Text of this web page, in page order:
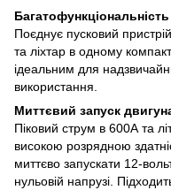
Поєднує пусковий
та ліхтар в одному
ідеальним для
використання.
Миттєвий запуск
Піковий струм в 600А та
високою розрядною
миттєво запускати 12-
нульовій напрузі.